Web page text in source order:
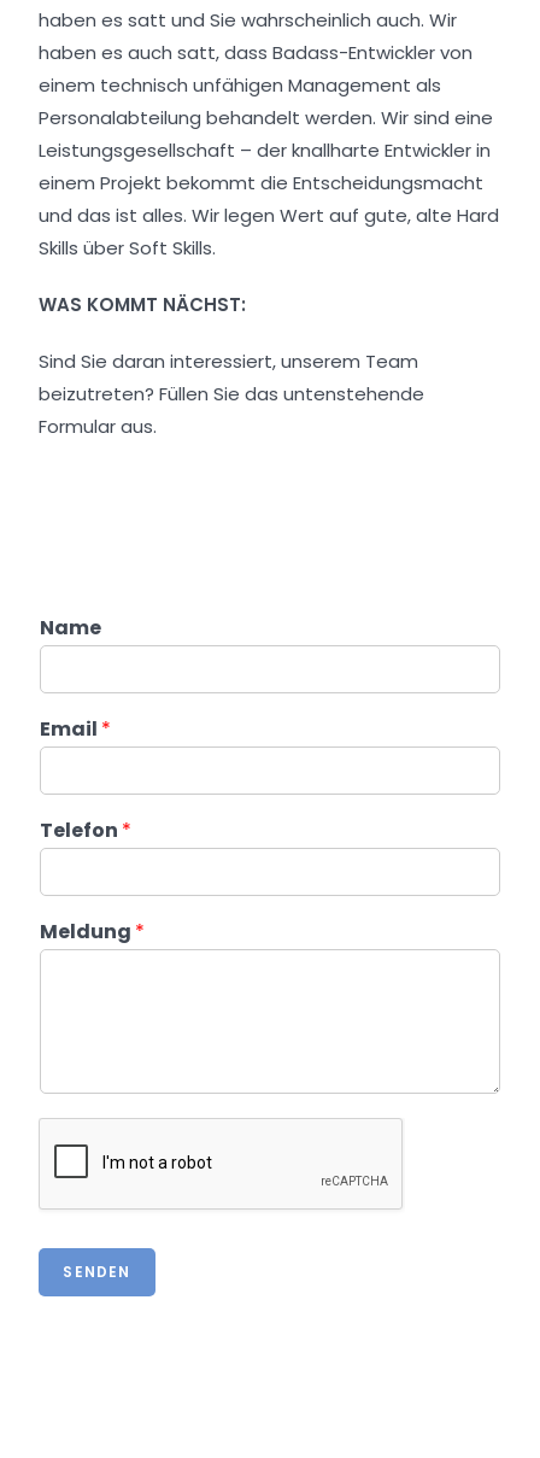
haben es satt und Sie wahrscheinlich auch. Wir
haben es auch satt, dass Badass-Entwickler von
einem technisch unfähigen Management als
Personalabteilung behandelt werden. Wir sind eine
Leistungsgesellschaft – der knallharte Entwickler in
einem Projekt bekommt die Entscheidungsmacht
und das ist alles. Wir legen Wert auf gute, alte Hard
Skills über Soft Skills.
WAS KOMMT NÄCHST:
Sind Sie daran interessiert, unserem Team
beizutreten? Füllen Sie das untenstehende
Formular aus.
Name
Email *
Telefon *
Meldung *
SENDEN